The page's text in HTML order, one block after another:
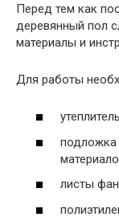
Перед тем как
деревянный пол
материалы и
Для работы
подложка
листы